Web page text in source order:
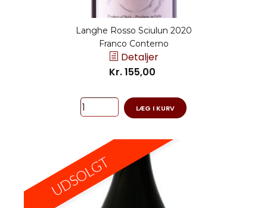
Langhe Rosso Sciulun 2020
Franco Conterno
Detaljer
Kr. 155,00
LÆG I KURV